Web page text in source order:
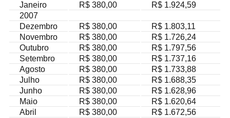
Janeiro
R$ 380,00
R$ 1.924,59
2007
Dezembro
R$ 380,00
R$ 1.803,11
Novembro
R$ 380,00
R$ 1.726,24
Outubro
R$ 380,00
R$ 1.797,56
Setembro
R$ 380,00
R$ 1.737,16
Agosto
R$ 380,00
R$ 1.733,88
Julho
R$ 380,00
R$ 1.688,35
Junho
R$ 380,00
R$ 1.628,96
Maio
R$ 380,00
R$ 1.620,64
Abril
R$ 380,00
R$ 1.672,56